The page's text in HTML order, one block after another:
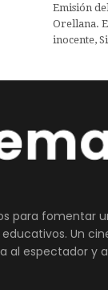
Emisión
Orellana.
inocente,
para fomentar
Un
al espectador y